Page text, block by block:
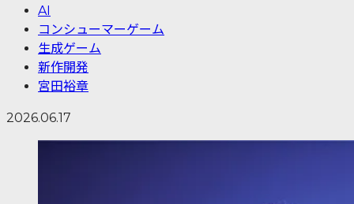
AI
コンシューマーゲーム
生成ゲーム
新作開発
宮田裕章
2026.06.17